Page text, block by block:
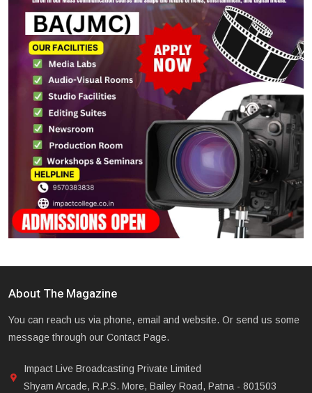
About The Magazine
You can reach us via phone, email and website. Or send us some
message through our Contact Page.
Impact Live Broadcasting Private Limited
Shyam Arcade, R.P.S. More, Bailey Road, Patna - 801503